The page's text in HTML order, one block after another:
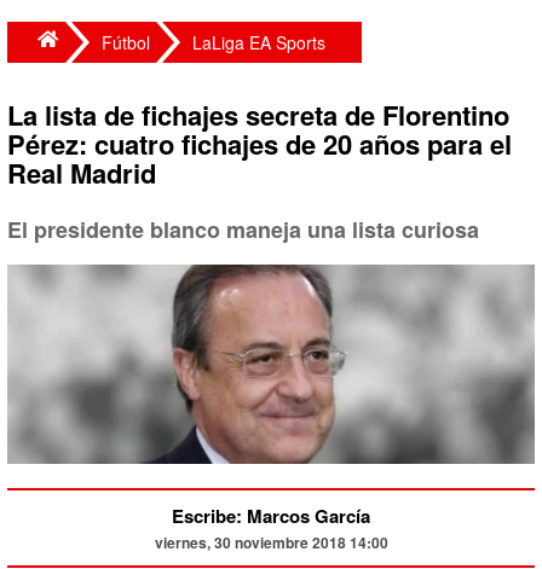
Fútbol LaLiga EA Sports
La lista de fichajes secreta de Florentino
Pérez: cuatro fichajes de 20 años para el
Real Madrid
El presidente blanco maneja una lista curiosa
Escribe: Marcos García
viernes, 30 noviembre 2018 14:00